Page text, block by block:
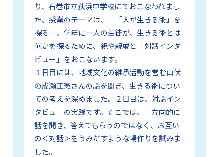
り、石巻市立荻浜中学校にておこなわれまし
た。授業のテーマは、－「人が生きる術」を
探る－。学年に一人の生徒が、生きる術とは
何かを探るために、親や親戚と「対話インタ
ビュー」をおこないます。
１日目には、地域文化の継承活動を営む山伏
の成瀬正憲さんの話を聞き、生きる術につい
ての考えを深めました。２日目は、対話イン
タビューの実践です。そこでは、一方向的に
話を聞き、答えてもらうのではなく、お互い
の＜対話＞をうみだすような場作りを試みま
した。